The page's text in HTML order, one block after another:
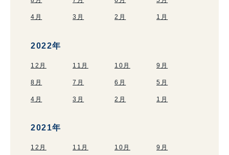
4月 3月 2月 1月
2022年
12月 11月 10月 9月
8月 7月 6月 5月
4月 3月 2月 1月
2021年
12月 11月 10月 9月